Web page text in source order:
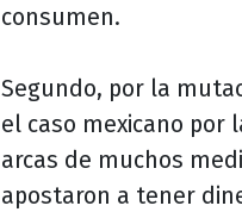
consumen.
Segundo, por la
el caso mexicano por
arcas de muchos
apostaron a tener